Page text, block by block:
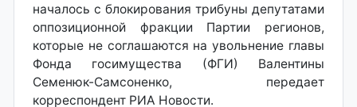
началось с блокирования трибуны депутатами
оппозиционной фракции Партии регионов,
которые не соглашаются на увольнение главы
Фонда госимущества (ФГИ) Валентины
Семенюк-Самсоненко, передает
корреспондент РИА Новости.